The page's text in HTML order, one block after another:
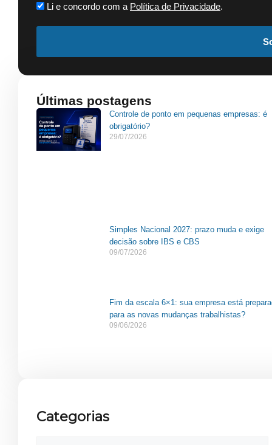
Li e concordo com a Política de Privacidade.
Últimas postagens
Controle de ponto em pequenas empresas: é
obrigatório?
29/07/2026
Simples Nacional 2027: prazo muda e exige
decisão sobre IBS e CBS
09/07/2026
Fim da escala 6×1: sua empresa está
para as novas mudanças trabalhistas?
09/06/2026
Categorias